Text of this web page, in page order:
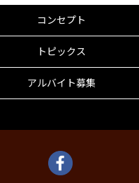
コンセプト
トピックス
アルバイト募集